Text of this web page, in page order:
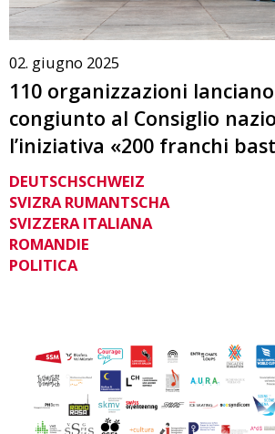
02. giugno 2025
110 organizzazioni
congiunto al Consiglio
l’iniziativa «200 franchi
DEUTSCHSCHWEIZ
SVIZRA RUMANTSCHA
SVIZZERA ITALIANA
ROMANDIE
POLITICA